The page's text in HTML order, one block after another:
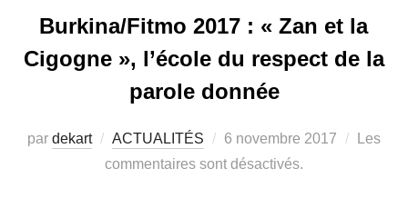
Burkina/Fitmo 2017 : « Zan et la
Cigogne », l’école du respect de la
parole donnée
par dekart ACTUALITÉS 6 novembre 2017
Les
commentaires sont désactivés.